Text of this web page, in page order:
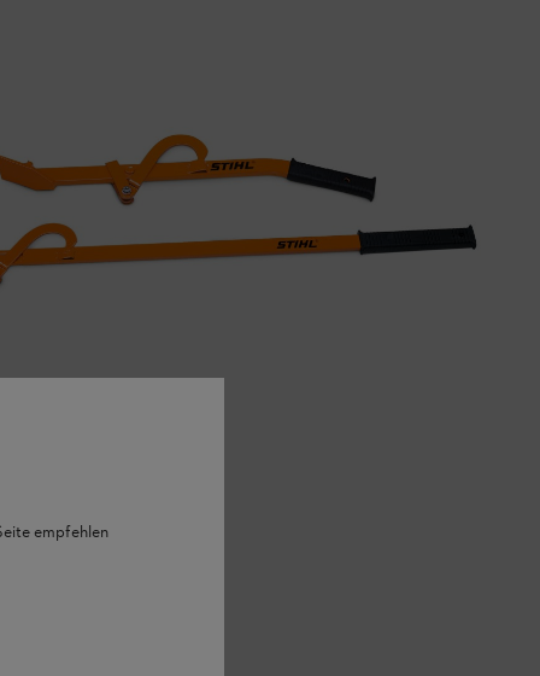
empfehlen